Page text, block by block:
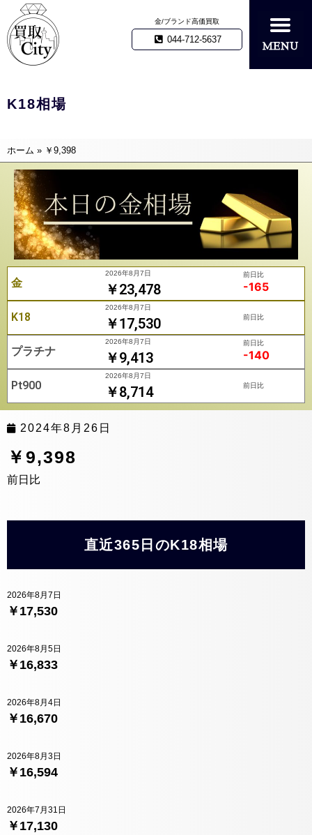
金/ブランド高価買取
044-712-5637
K18相場
ホーム » ￥9,398
金 ￥23,478
2026年8月7日 前日比
-165
K18 ￥17,530
2026年8月7日
前日比
プラチナ ￥9,413
2026年8月7日 前日比
-140
Pt900 ￥8,714
2026年8月7日
前日比
2024年8月26日
￥9,398
前日比
直近365日のK18相場
￥17,530
2026年8月7日
￥16,833
2026年8月5日
￥16,670
2026年8月4日
￥16,594
2026年8月3日
￥17,130
2026年7月31日